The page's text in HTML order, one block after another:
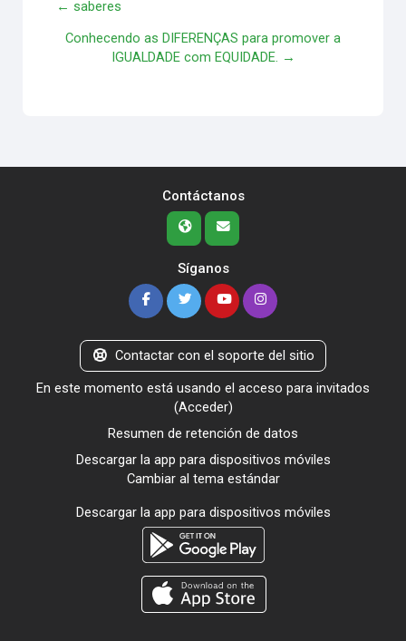
← saberes
Conhecendo as DIFERENÇAS para promover a
IGUALDADE com EQUIDADE. →
Contáctanos
Síganos
Contactar con el soporte del sitio
En este momento está usando el acceso para invitados
(Acceder)
Resumen de retención de datos
Descargar la app para dispositivos móviles
Cambiar al tema estándar
Descargar la app para dispositivos móviles